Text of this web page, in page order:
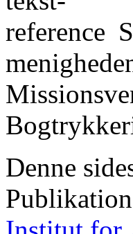
Denne